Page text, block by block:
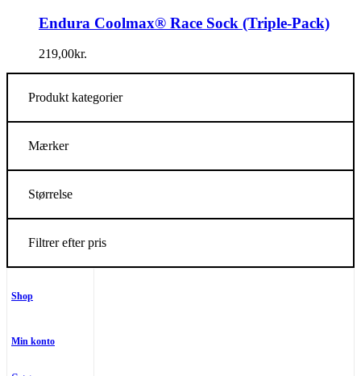
Endura Coolmax® Race Sock (Triple-Pack)
219,00kr.
Produkt kategorier
Mærker
Størrelse
Filtrer efter pris
Shop
Min konto